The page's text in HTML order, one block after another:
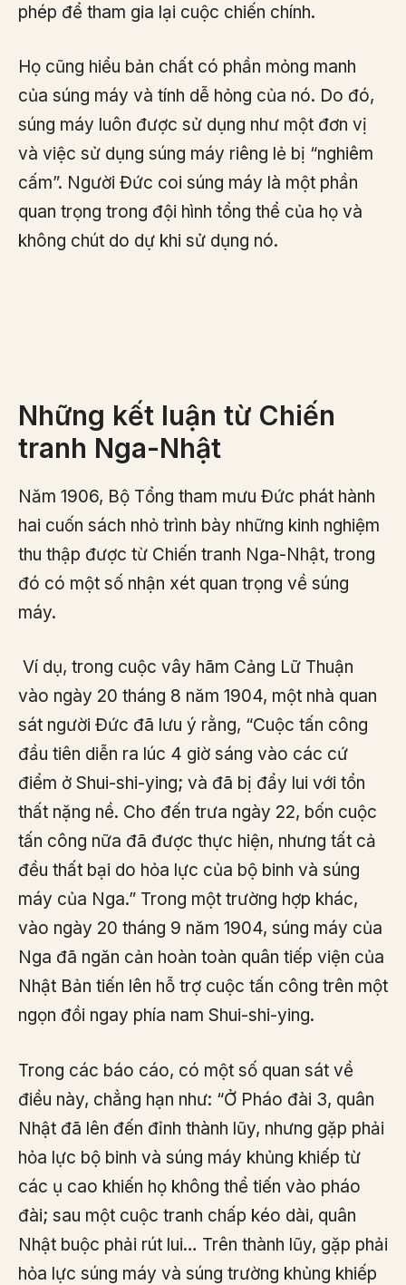
phép để tham gia lại cuộc chiến chính.
Họ cũng hiểu bản chất có phần mỏng manh
của súng máy và tính dễ hỏng của nó. Do đó,
súng máy luôn được sử dụng như một đơn vị
và việc sử dụng súng máy riêng lẻ bị “nghiêm
cấm”. Người Đức coi súng máy là một phần
quan trọng trong đội hình tổng thể của họ và
không chút do dự khi sử dụng nó.
Những kết luận từ Chiến
tranh Nga-Nhật
Năm 1906, Bộ Tổng tham mưu Đức phát hành
hai cuốn sách nhỏ trình bày những kinh nghiệm
thu thập được từ Chiến tranh Nga-Nhật, trong
đó có một số nhận xét quan trọng về súng
máy.
​ Ví dụ, trong cuộc vây hãm Cảng Lữ Thuận
vào ngày 20 tháng 8 năm 1904, một nhà quan
sát người Đức đã lưu ý rằng, “Cuộc tấn công
đầu tiên diễn ra lúc 4 giờ sáng vào các cứ
điểm ở Shui-shi-ying; và đã bị đẩy lui với tổn
thất nặng nề. Cho đến trưa ngày 22, bốn cuộc
tấn công nữa đã được thực hiện, nhưng tất cả
đều thất bại do hỏa lực của bộ binh và súng
máy của Nga.” Trong một trường hợp khác,
vào ngày 20 tháng 9 năm 1904, súng máy của
Nga đã ngăn cản hoàn toàn quân tiếp viện của
Nhật Bản tiến lên hỗ trợ cuộc tấn công trên một
ngọn đồi ngay phía nam Shui-shi-ying.
Trong các báo cáo, có một số quan sát về
điều này, chẳng hạn như: “Ở Pháo đài 3, quân
Nhật đã lên đến đỉnh thành lũy, nhưng gặp phải
hỏa lực bộ binh và súng máy khủng khiếp từ
các ụ cao khiến họ không thể tiến vào pháo
đài; sau một cuộc tranh chấp kéo dài, quân
Nhật buộc phải rút lui… Trên thành lũy, gặp phải
hỏa lực súng máy và súng trường khủng khiếp